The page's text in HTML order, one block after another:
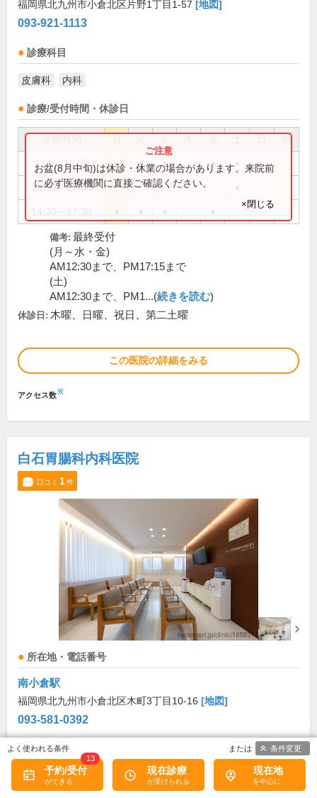
福岡県北九州市小倉北区片野1丁目1-57 [地図]
093-921-1113
診療科目
皮膚科 内科
診療/受付時間・休診日
祝
9:00～12:30 ● ● ● ●
14:00～16:30
お盆(8月中旬)は休診・休業の場合があります。来院前
に必ず医療機関に直接ご確認ください。
×閉じる
備考: 最終受付
(月～水・金)
AM12:30まで、PM17:15まで
(土)
AM12:30まで、PM1...(続きを読む)
休診日: 木曜、日曜、祝日、第二土曜
この医院の詳細をみる
アクセス数※
白石胃腸科内科医院
口コミ 1件
所在地・電話番号
南小倉駅
福岡県北九州市小倉北区木町3丁目10-16 [地図]
093-581-0392
診療科目
内科 消化器内科 胃腸内科
予約/受付
13
現在診療 現在地
条件変更